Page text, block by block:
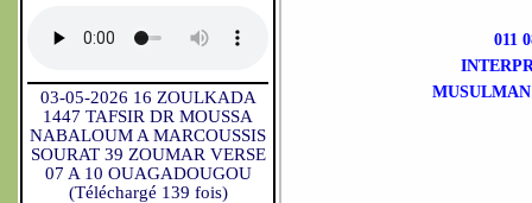
03-05-2026 16 ZOULKADA
1447 TAFSIR DR MOUSSA
NABALOUM A MARCOUSSIS
SOURAT 39 ZOUMAR VERSE
07 A 10 OUAGADOUGOU
(Téléchargé 139 fois)
011